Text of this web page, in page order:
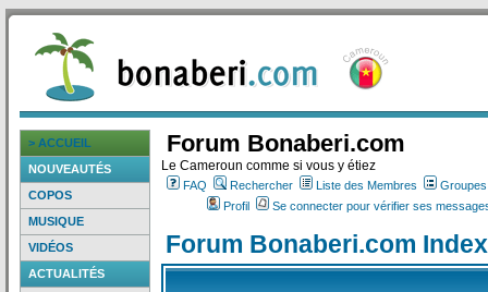
> ACCUEIL
NOUVEAUTÉS
COPOS
MUSIQUE
VIDÉOS
ACTUALITÉS
Forum Bonaberi.com
Le Cameroun comme si vous y étiez
FAQ Rechercher Liste des Membres
Profil
Se connecter pour vérifier ses
Forum Bonaberi.com